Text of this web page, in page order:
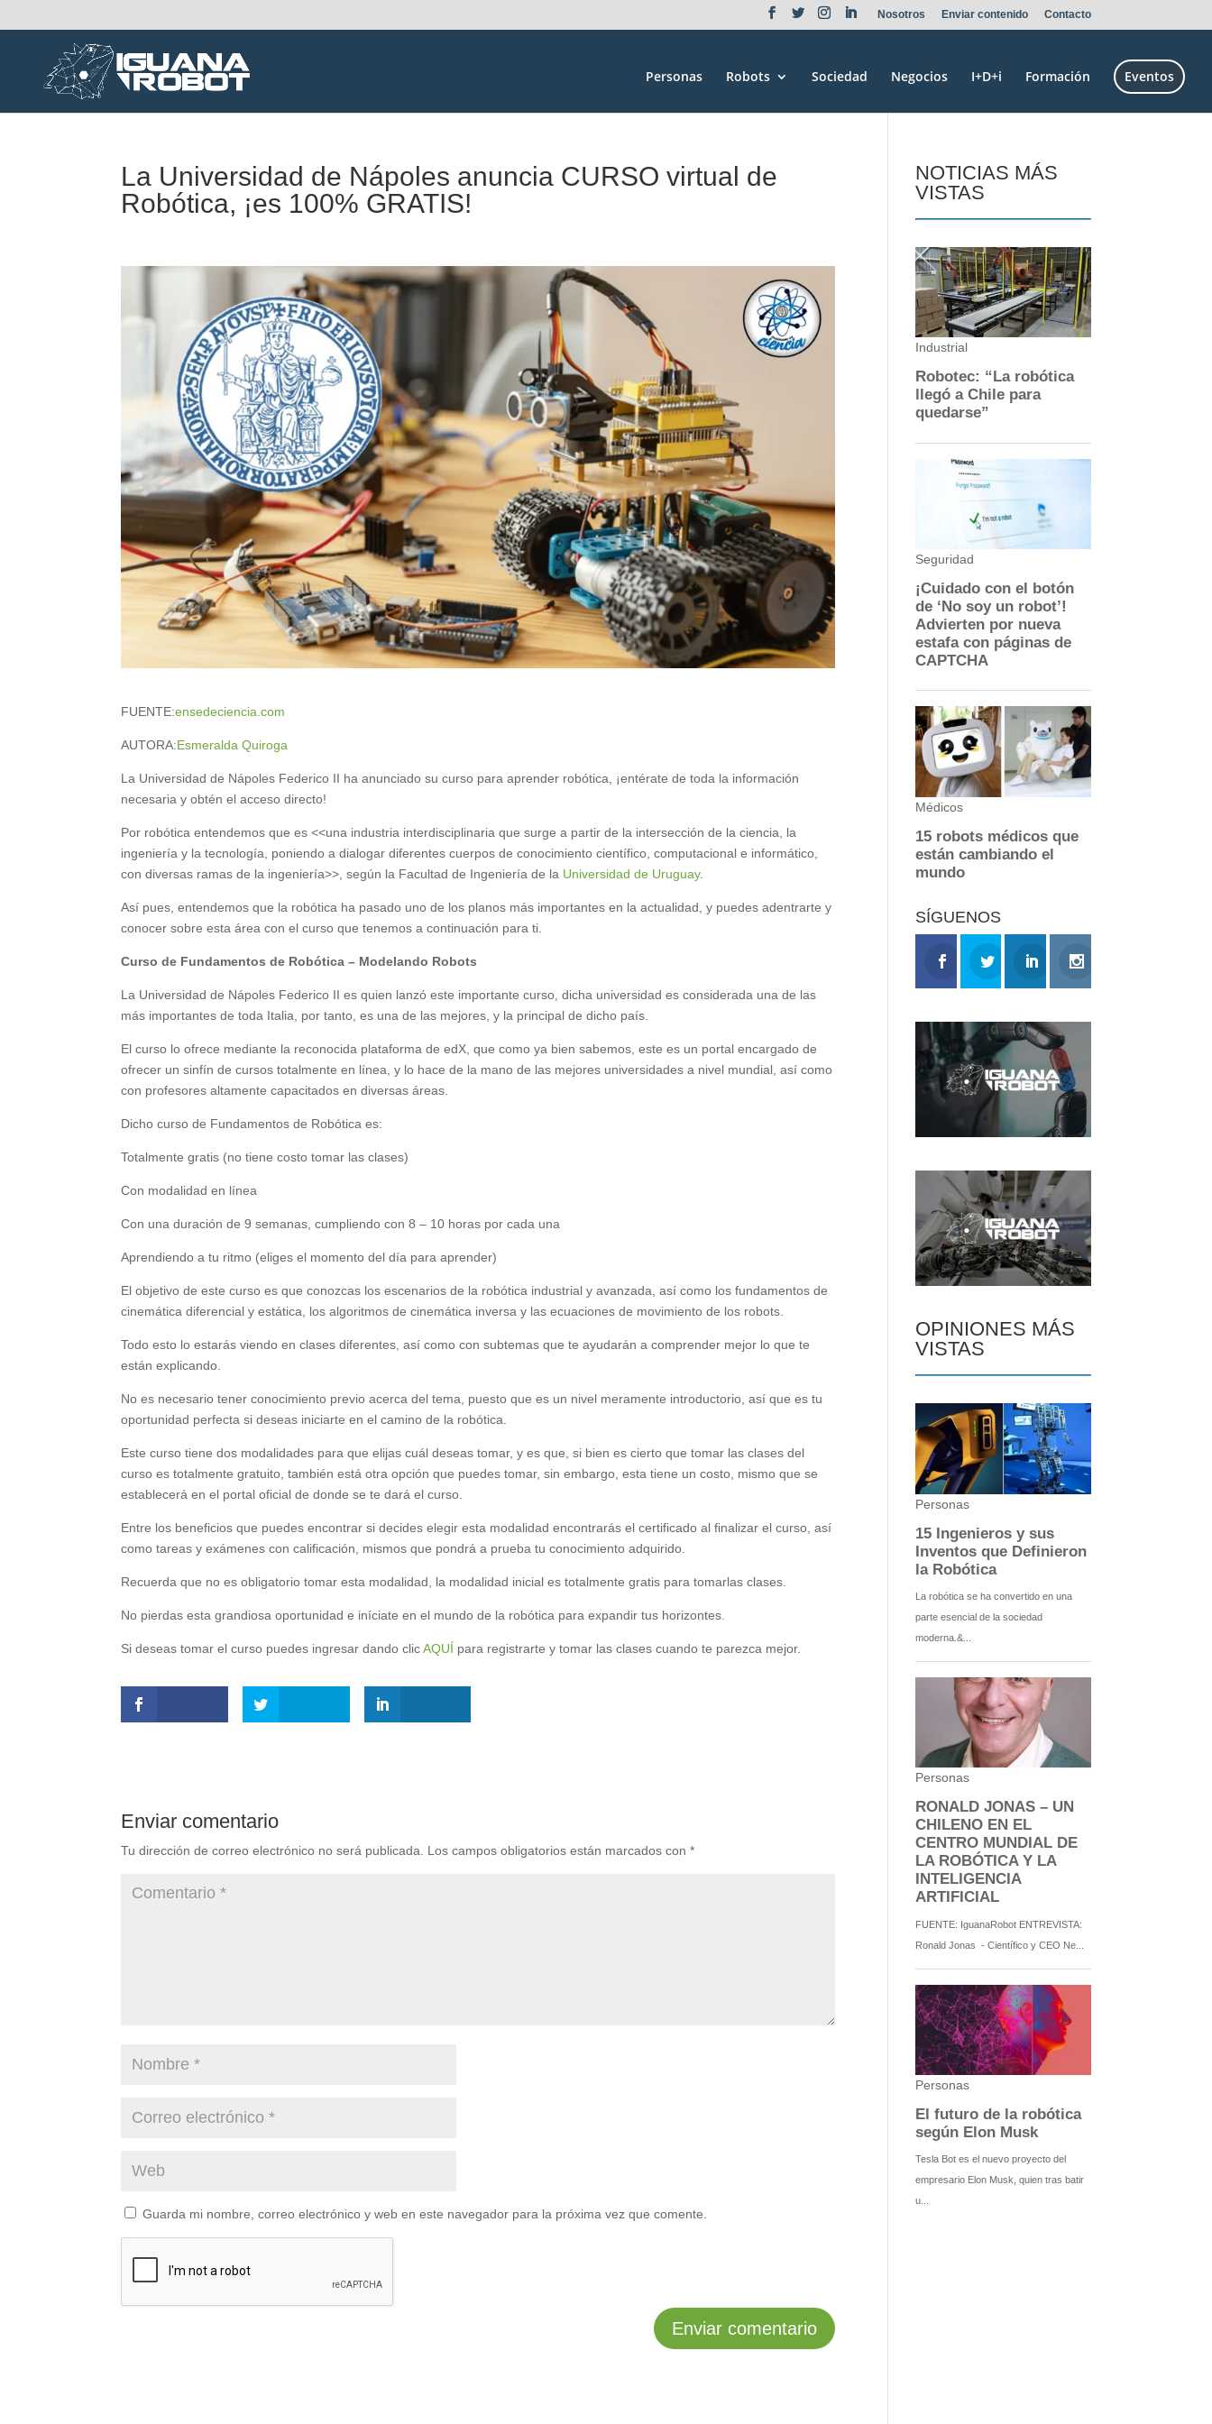
Nosotros Enviar contenido Contacto
Personas Robots Sociedad Negocios I+D+i Formación Eventos
La Universidad de Nápoles anuncia CURSO virtual de
Robótica, ¡es 100% GRATIS!
FUENTE:ensedeciencia.com
AUTORA:Esmeralda Quiroga
La Universidad de Nápoles Federico II ha anunciado su curso para aprender robótica, ¡entérate de toda la información
necesaria y obtén el acceso directo!
Por robótica entendemos que es <<una industria interdisciplinaria que surge a partir de la intersección de la ciencia, la
ingeniería y la tecnología, poniendo a dialogar diferentes cuerpos de conocimiento científico, computacional e informático,
con diversas ramas de la ingeniería>>, según la Facultad de Ingeniería de la Universidad de Uruguay.
Así pues, entendemos que la robótica ha pasado uno de los planos más importantes en la actualidad, y puedes adentrarte y
conocer sobre esta área con el curso que tenemos a continuación para ti.
Curso de Fundamentos de Robótica – Modelando Robots
La Universidad de Nápoles Federico II es quien lanzó este importante curso, dicha universidad es considerada una de las
más importantes de toda Italia, por tanto, es una de las mejores, y la principal de dicho país.
El curso lo ofrece mediante la reconocida plataforma de edX, que como ya bien sabemos, este es un portal encargado de
ofrecer un sinfín de cursos totalmente en línea, y lo hace de la mano de las mejores universidades a nivel mundial, así como
con profesores altamente capacitados en diversas áreas.
Dicho curso de Fundamentos de Robótica es:
Totalmente gratis (no tiene costo tomar las clases)
Con modalidad en línea
Con una duración de 9 semanas, cumpliendo con 8 – 10 horas por cada una
Aprendiendo a tu ritmo (eliges el momento del día para aprender)
El objetivo de este curso es que conozcas los escenarios de la robótica industrial y avanzada, así como los fundamentos de
cinemática diferencial y estática, los algoritmos de cinemática inversa y las ecuaciones de movimiento de los robots.
Todo esto lo estarás viendo en clases diferentes, así como con subtemas que te ayudarán a comprender mejor lo que te
están explicando.
No es necesario tener conocimiento previo acerca del tema, puesto que es un nivel meramente introductorio, así que es tu
oportunidad perfecta si deseas iniciarte en el camino de la robótica.
Este curso tiene dos modalidades para que elijas cuál deseas tomar, y es que, si bien es cierto que tomar las clases del
curso es totalmente gratuito, también está otra opción que puedes tomar, sin embargo, esta tiene un costo, mismo que se
establecerá en el portal oficial de donde se te dará el curso.
Entre los beneficios que puedes encontrar si decides elegir esta modalidad encontrarás el certificado al finalizar el curso, así
como tareas y exámenes con calificación, mismos que pondrá a prueba tu conocimiento adquirido.
Recuerda que no es obligatorio tomar esta modalidad, la modalidad inicial es totalmente gratis para tomarlas clases.
No pierdas esta grandiosa oportunidad e iníciate en el mundo de la robótica para expandir tus horizontes.
Si deseas tomar el curso puedes ingresar dando clicAQUÍ para registrarte y tomar las clases cuando te parezca mejor.
Enviar comentario
Tu dirección de correo electrónico no será publicada. Los campos obligatorios están marcados con*
Guarda mi nombre, correo electrónico y web en este navegador para la próxima vez que comente.
NOTICIAS MÁS
VISTAS
SÍGUENOS
OPINIONES MÁS
VISTAS